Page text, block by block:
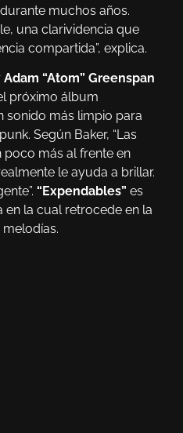
muchos años.
una clarividencia que
compartida”, explica.
Adam “Atom” Greenspan
próximo álbum
sonido más limpio para
Según Baker, “Las
poco más al frente en
le ayuda a brillar.
“Expendables” es
en la cual retrocede en la